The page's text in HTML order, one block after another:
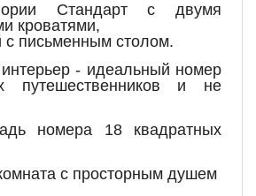
Стандарт с двумя
кроватями,
с письменным столом.
интерьер - идеальный номер
путешественников и не
номера 18 квадратных
с просторным душем